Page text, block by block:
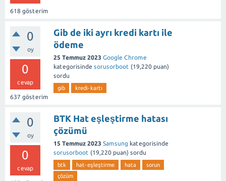
618 gösterim
0
oy
0
cevap
637 gösterim
Gib de iki ayrı kredi kartı ile
ödeme
25 Temmuz 2023 Google Chrome
kategorisinde sorusorboot (19,220 puan)
sordu
gib kredi-kartı
0
oy
0
cevap
BTK Hat eşleştirme hatası
çözümü
15 Temmuz 2023 Samsung kategorisinde
sorusorboot (19,220 puan) sordu
btk hat-eşleştirme hata
sorun
çözüm